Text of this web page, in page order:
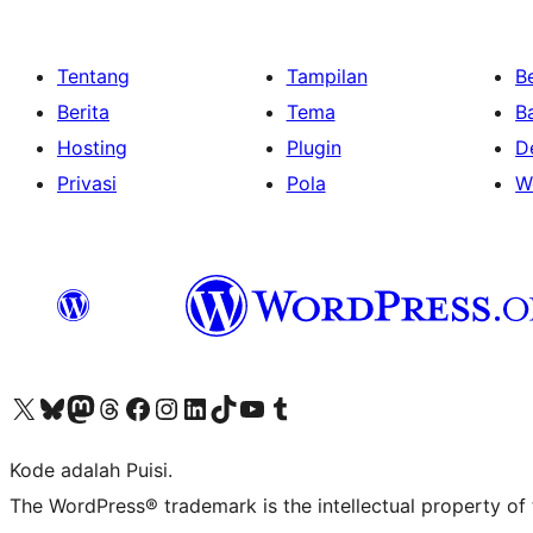
Tentang
Berita
Hosting
Privasi
Tampilan
Tema
Plugin
Pola
Kunjungi akun X (sebelumnya Twitter) kamiVisit our Bluesky account
Kunjungi akun Mastodon kami
Visit our Threads account
Kunjungi halaman Facebook kamiKunjungi akun Instagram kamiKunjungi akun LinkedIn kami
Visit our TikTok account
Kunjungi channel YouTube kamiVisit our Tumblr account
Kode adalah Puisi.
The WordPress® trademark is the intellectual property of